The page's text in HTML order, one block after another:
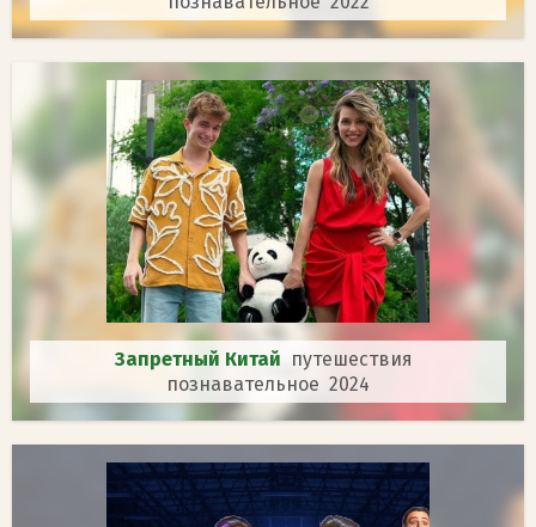
Запретный Китай путешествия
познавательное 2024